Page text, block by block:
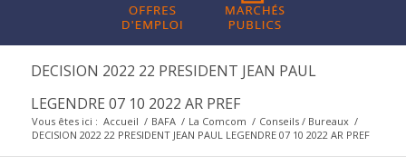
DECISION 2022 22 PRESIDENT JEAN PAUL
LEGENDRE 07 10 2022 AR PREF
Vous êtes ici : Accueil / BAFA / La Comcom / Conseils / Bureaux /
DECISION 2022 22 PRESIDENT JEAN PAUL LEGENDRE 07 10 2022 AR PREF